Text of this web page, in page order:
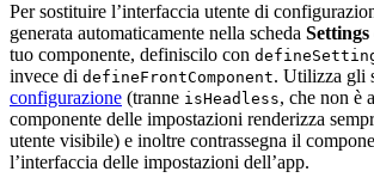
Per sostituire l’interfaccia utente di
generata automaticamente nella scheda Settings
tuo componente, definiscilo con
invece di defineFrontComponent. Utilizza gli
configurazione (tranne isHeadless, che non è
componente delle impostazioni renderizza
utente visibile) e inoltre contrassegna il
l’interfaccia delle impostazioni dell’app.